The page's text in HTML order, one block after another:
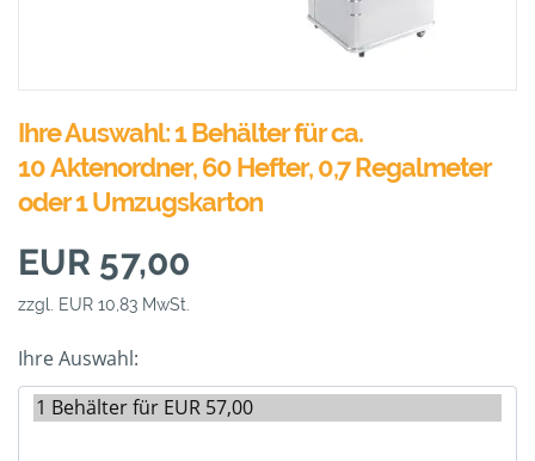
Ihre Auswahl: 1 Behälter für ca.
10 Aktenordner, 60 Hefter, 0,7 Regalmeter
oder 1 Umzugskarton
EUR 57,00
zzgl. EUR 10,83 MwSt.
Ihre Auswahl: